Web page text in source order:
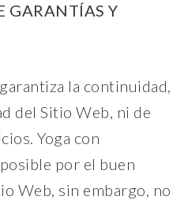
GARANTÍAS Y
la continuidad,
del Sitio Web, ni de
Yoga con
por el buen
Web, sin embargo, no